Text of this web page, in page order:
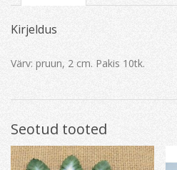
Kirjeldus
Värv: pruun, 2 cm. Pakis 10tk.
Seotud tooted